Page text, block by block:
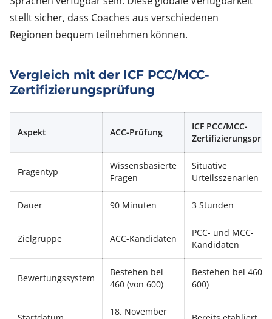
stellt sicher, dass Coaches aus verschiedenen
Regionen bequem teilnehmen können.
Vergleich mit der ICF PCC/MCC-
Zertifizierungsprüfung
Aspekt ACC-Prüfung
ICF PCC/MCC-
Fragentyp
Wissensbasierte
Fragen
Situative
Urteilsszenarien
Dauer 90 Minuten 3 Stunden
Zielgruppe ACC-Kandidaten
PCC- und MCC-
Kandidaten
Bewertungssystem
Bestehen bei
460 (von 600)
Bestehen bei 460
600)
18. November